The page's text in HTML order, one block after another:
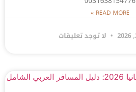
READ MORE »
لا توجد تعليقات